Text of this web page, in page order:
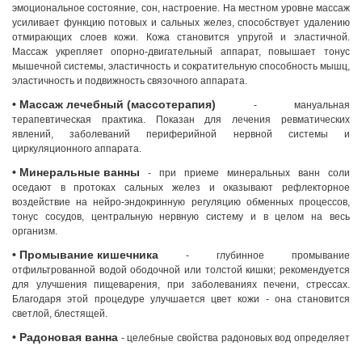
эмоциональное состояние, сон, настроение. На местном уровне массаж
усиливает функцию потовых и сальных желез, способствует удалению
отмирающих слоев кожи. Кожа становится упругой и эластичной.
Массаж укрепляет опорно-двигательный аппарат, повышает тонус
мышечной системы, эластичность и сократительную способность мышц,
эластичность и подвижность связочного аппарата.
• Массаж лечебный (массотерапия) - мануальная
терапевтическая практика. Показан для лечения ревматических
явлений, заболеваний периферийной нервной системы и
циркуляционного аппарата.
• Минеральные ванны - при приеме минеральных ванн соли
оседают в протоках сальных желез и оказывают рефлекторное
воздействие на нейро-эндокринную регуляцию обменных процессов,
тонус сосудов, центральную нервную систему и в целом на весь
организм.
• Промывание кишечника - глубинное промывание
отфильтрованной водой ободочной или толстой кишки; рекомендуется
для улучшения пищеварения, при заболеваниях печени, стрессах.
Благодаря этой процедуре улучшается цвет кожи - она становится
светлой, блестящей.
• Радоновая ванна - целебные свойства радоновых вод определяет
Грузия, г. Цхалтубо.
kurortresort@gmail.com
+995 555 63 29 29; с 10:00 до
17:00 час.
www.tskaltuboresort.ge
© 2010 - 2026 Caucasus Travel Centre LTD Все
права защищены. Копирование материалов только с
разрешения администрации сайта